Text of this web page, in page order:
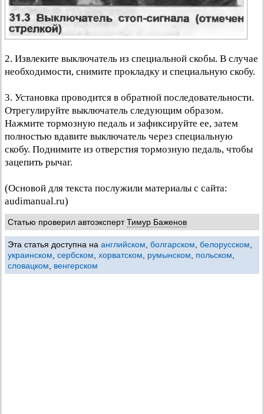
2. Извлеките выключатель из специальной скобы. В случае
необходимости, снимите прокладку и специальную скобу.
3. Установка проводится в обратной последовательности.
Отрегулируйте выключатель следующим образом.
Нажмите тормозную педаль и зафиксируйте ее, затем
полностью вдавите выключатель через специальную
скобу. Поднимите из отверстия тормозную педаль, чтобы
зацепить рычаг.
(Основой для текста послужили материалы с сайта:
audimanual.ru)
Статью проверил автоэкспертТимур Баженов
Эта статья доступна на английском болгарском белорусском
украинском сербском хорватском румынском польском
словацком
венгерском